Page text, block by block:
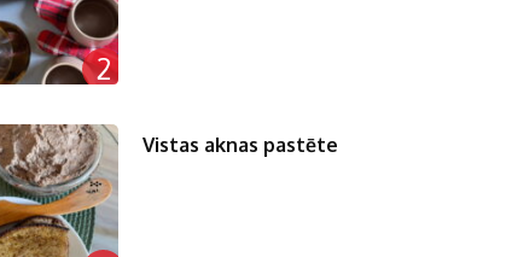
2
Vistas aknas pastēte